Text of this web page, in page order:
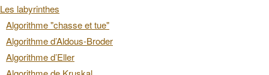
Les labyrinthes
Algorithme "chasse et tue"
Algorithme d’Aldous-Broder
Algorithme d’Eller